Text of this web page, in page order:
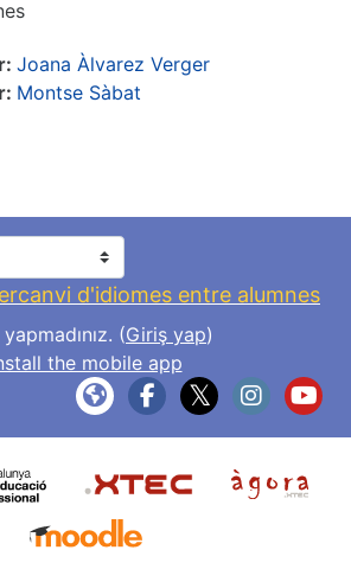
Joana Àlvarez Verger
Montse Sàbat
d'idiomes entre alumnes
(Giriş yap)
the mobile app